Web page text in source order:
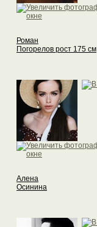
Роман
Погорелов рост 175 см
Алена
Осинина